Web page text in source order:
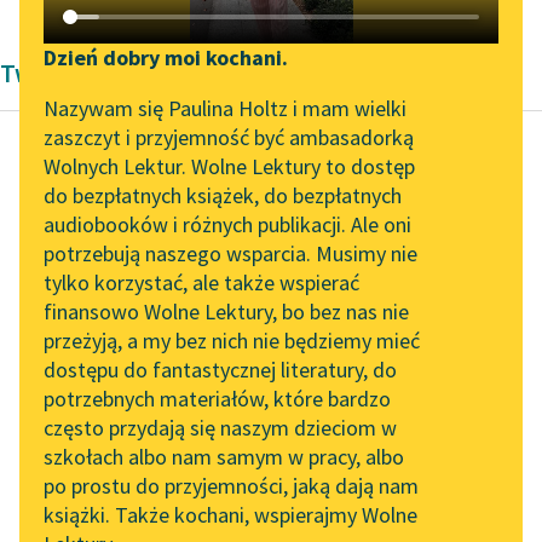
Katalog DAISY
Podkasty o książkach
Zgłoś brak utworu
Aktualności
„Prokurator Alicja Horn”
do słuchania
Byliśmy częścią AI Impact
Lab
Zapraszamy na spotkanie
online z tłumaczkami
literatury skandynawskiej
Spotkanie z Katarzyną
Tunkiel w Oslo
102. lata temu zmarł
Joseph Conrad
Narzędzia
Mapa Wolnych Lektur
Leśmianator
Przewodnik dla piszących i
czytających
API
OAI-PMH
Widget Wolnych Lektur
Przypisy
Dzień dobry moi kochani.
Nazywam się Paulina Holtz i mam wielki
zaszczyt i przyjemność być ambasadorką
Wolnych Lektur. Wolne Lektury to dostęp
do bezpłatnych książek, do bezpłatnych
audiobooków i różnych publikacji. Ale oni
potrzebują naszego wsparcia. Musimy nie
tylko korzystać, ale także wspierać
finansowo Wolne Lektury, bo bez nas nie
przeżyją, a my bez nich nie będziemy mieć
dostępu do fantastycznej literatury, do
potrzebnych materiałów, które bardzo
często przydają się naszym dzieciom w
szkołach albo nam samym w pracy, albo
po prostu do przyjemności, jaką dają nam
książki. Także kochani, wspierajmy Wolne
Twórczość Zofii Urbanowskiej
Zofia Urbanowska
Księżniczka
— Biedne dziecko:
życie jej między nami
nie jest bynajmniej
słodkie. W ciągu trzech
dni pobladła...
Czytaj więcej